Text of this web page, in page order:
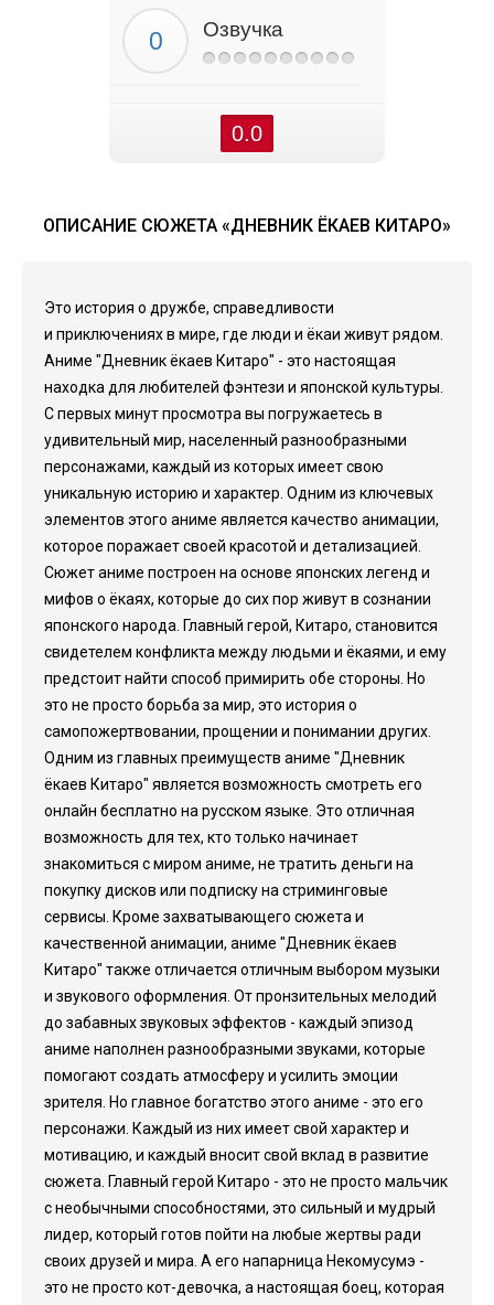
Озвучка
0.0
ОПИСАНИЕ СЮЖЕТА «ДНЕВНИК ЁКАЕВ КИТАРО»
Это история о дружбе, справедливости
и приключениях в мире, где люди и ёкаи живут рядом.
Аниме "Дневник ёкаев Китаро" - это настоящая
находка для любителей фэнтези и японской культуры.
С первых минут просмотра вы погружаетесь в
удивительный мир, населенный разнообразными
персонажами, каждый из которых имеет свою
уникальную историю и характер. Одним из ключевых
элементов этого аниме является качество анимации,
которое поражает своей красотой и детализацией.
Сюжет аниме построен на основе японских легенд и
мифов о ёкаях, которые до сих пор живут в сознании
японского народа. Главный герой, Китаро, становится
свидетелем конфликта между людьми и ёкаями, и ему
предстоит найти способ примирить обе стороны. Но
это не просто борьба за мир, это история о
самопожертвовании, прощении и понимании других.
Одним из главных преимуществ аниме "Дневник
ёкаев Китаро" является возможность смотреть его
онлайн бесплатно на русском языке. Это отличная
возможность для тех, кто только начинает
знакомиться с миром аниме, не тратить деньги на
покупку дисков или подписку на стриминговые
сервисы. Кроме захватывающего сюжета и
качественной анимации, аниме "Дневник ёкаев
Китаро" также отличается отличным выбором музыки
и звукового оформления. От пронзительных мелодий
до забавных звуковых эффектов - каждый эпизод
аниме наполнен разнообразными звуками, которые
помогают создать атмосферу и усилить эмоции
зрителя. Но главное богатство этого аниме - это его
персонажи. Каждый из них имеет свой характер и
мотивацию, и каждый вносит свой вклад в развитие
сюжета. Главный герой Китаро - это не просто мальчик
с необычными способностями, это сильный и мудрый
лидер, который готов пойти на любые жертвы ради
своих друзей и мира. А его напарница Некомусумэ -
это не просто кот-девочка, а настоящая боец, которая